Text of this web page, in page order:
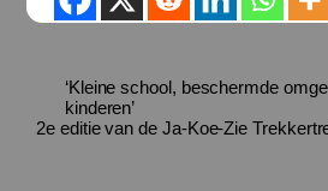
‘Kleine school, beschermde
kinderen’
2e editie van de Ja-Koe-Zie